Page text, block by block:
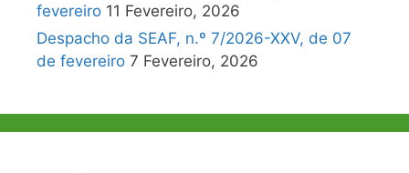
fevereiro 11 Fevereiro, 2026
Despacho da SEAF, n.º 7/2026-XXV, de 07
de fevereiro 7 Fevereiro, 2026